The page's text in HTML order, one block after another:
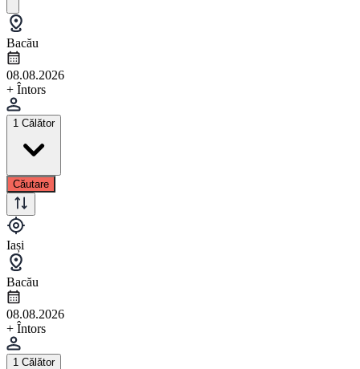
Bacău
08.08.2026
+ Întors
1 Călător
Căutare
Iași
Bacău
08.08.2026
+ Întors
1 Călător